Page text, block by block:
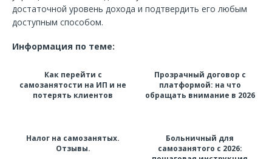
достаточной уровень дохода и подтвердить его любым
доступным способом.
Информация по теме:
Как перейти с
самозанятости на ИП и не
потерять клиентов
Прозрачный договор с
платформой: на что
обращать внимание в 2026
Налог на самозанятых.
Отзывы.
Больничный для
самозанятого с 2026: